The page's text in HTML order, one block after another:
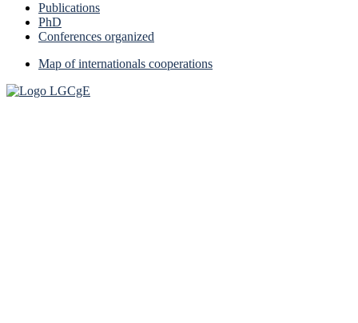
Publications
PhD
Conferences organized
Map of internationals cooperations